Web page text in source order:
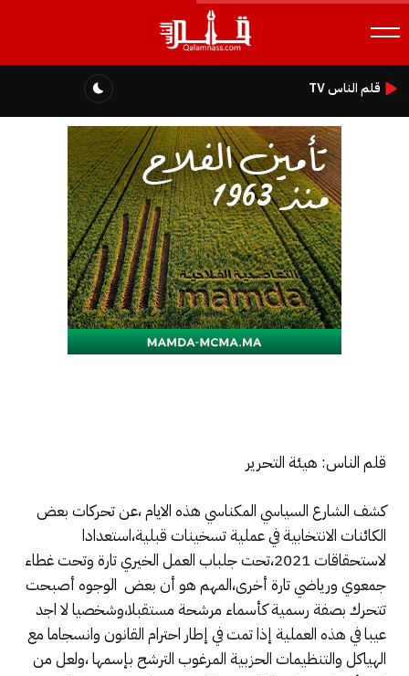
قلم الناس TV
قلم الناس: هيئة التحرير
كشف الشارع السياسي المكناسي هذه الايام ،عن تحركات بعض
الكائنات الانتخابية في عملية تسخينات قبلية،استعدادا
لاستحقاقات 2021،تحت جلباب العمل الخيري تارة وتحت غطاء
جمعوي ورياضي تارة أخرى،المهم هو أن بعض الوجوه أصبحت
تتحرك بصفة رسمية كأسماء مرشحة مستقبلا،وشخصيا لا اجد
عيبا في هذه العملية إذا تمت في إطار احترام القانون وانسجاما مع
الهياكل والتنظيمات الحزبية المرغوب الترشح بإسمها ،ولعل من